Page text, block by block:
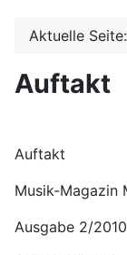
Aktuelle Seite:
Auftakt
Auftakt
Musik-Magazin
Ausgabe 2/2010